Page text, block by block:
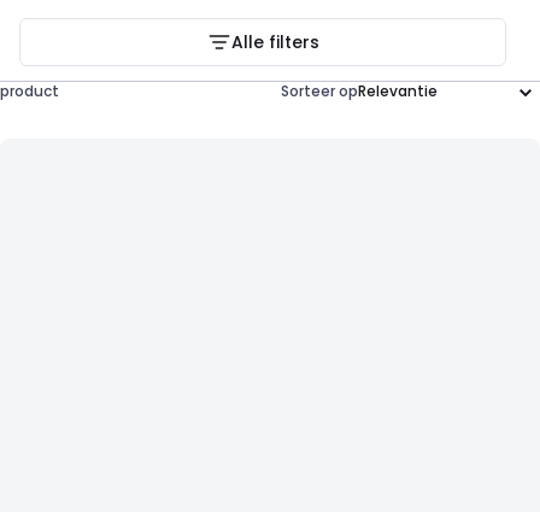
Alle filters
product Sorteer op